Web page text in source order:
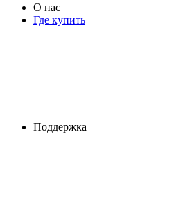
О нас
Где купить
Поддержка